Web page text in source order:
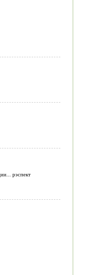
рэспект